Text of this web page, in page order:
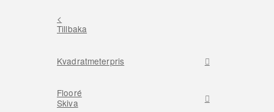
<
Tillbaka
Kvadratmeterpris
Flooré
Skiva